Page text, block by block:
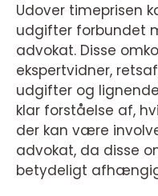
Udover timeprisen
udgifter forbundet
advokat. Disse
ekspertvidner,
udgifter og
klar forståelse af,
der kan være
advokat, da disse
betydeligt